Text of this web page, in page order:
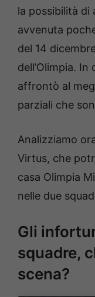
la possibilità di
avvenuta
del 14
dell’Olimpia.
affrontò al
parziali che
Analizziamo
Virtus, che
casa Olimpia
nelle due
Gli
squadre,
scena?